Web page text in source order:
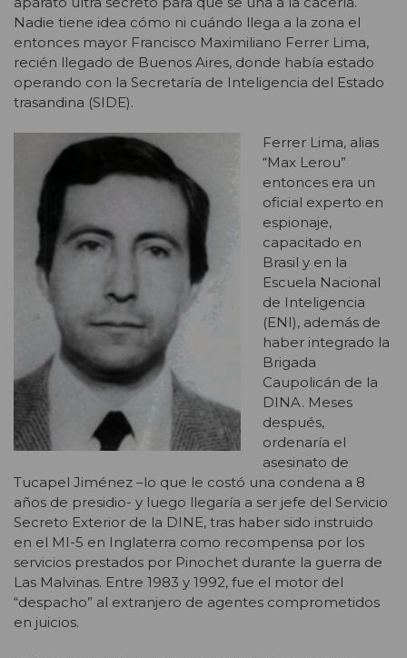
Nadie tiene idea cómo ni cuándo llega a la zona el
entonces mayor Francisco Maximiliano Ferrer Lima,
recién llegado de Buenos Aires, donde había estado
operando con la Secretaría de Inteligencia del Estado
trasandina (SIDE).
Ferrer Lima, alias
“Max Lerou”
entonces era un
oficial experto en
espionaje,
capacitado en
Brasil y en la
Escuela Nacional
de Inteligencia
(ENI), además de
haber integrado la
Brigada
Caupolicán de la
DINA. Meses
después,
ordenaría el
asesinato de
Tucapel Jiménez –lo que le costó una condena a 8
años de presidio- y luego llegaría a ser jefe del Servicio
Secreto Exterior de la DINE, tras haber sido instruido
en el MI-5 en Inglaterra como recompensa por los
servicios prestados por Pinochet durante la guerra de
Las Malvinas. Entre 1983 y 1992, fue el motor del
“despacho” al extranjero de agentes comprometidos
en juicios.